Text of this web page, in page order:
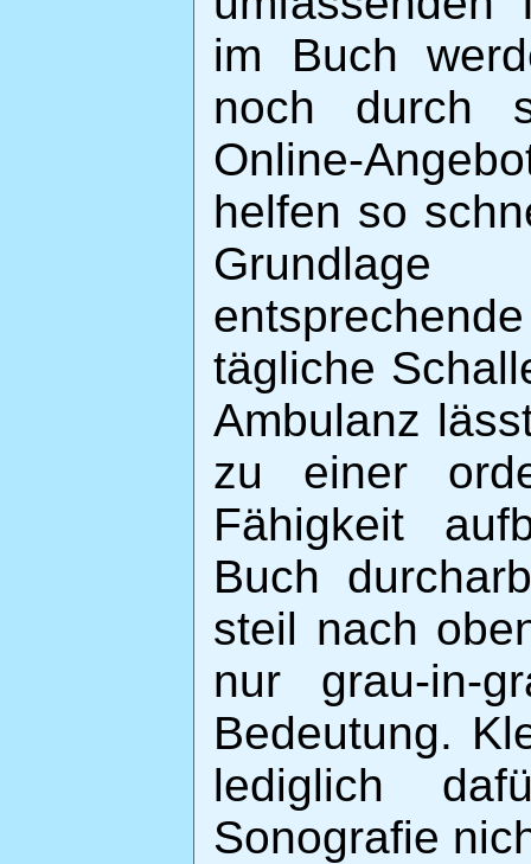
im Buch
noch durch
Online-
helfen so
Grundlage
tägliche
Ambulanz
zu einer
Fähigkeit
Buch
steil nach
nur grau-in-
Bedeutung.
lediglich
Sonografie